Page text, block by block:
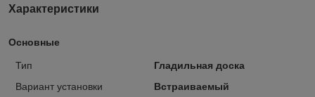
Характеристики
Основные
Тип
Гладильная доска
Вариант установки
Встраиваемый